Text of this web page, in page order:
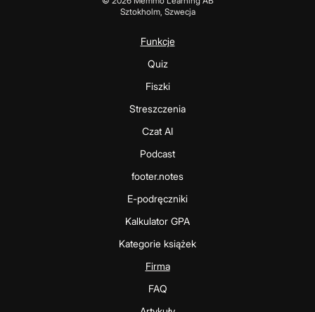
Sztokholm, Szwecja
Funkcje
Quiz
Fiszki
Streszczenia
Czat AI
Podcast
footer.notes
E-podręczniki
Kalkulator GPA
Kategorie książek
Firma
FAQ